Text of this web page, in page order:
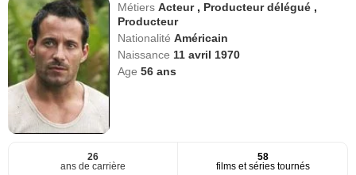
MétiersActeur , Producteur délégué ,
Producteur
NationalitéAméricain
Naissance 11 avril 1970
Age56 ans
26
ans de carrière
58
films et séries tournés